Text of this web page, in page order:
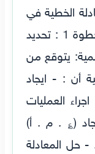
الخطية في
متغير واحد لحل مشاكل حياتية. الخطوة 1 : تحديد
يتوقع من
أن : - ايجاد
العمليات
(؏ . م . أ)
حل المعادلة